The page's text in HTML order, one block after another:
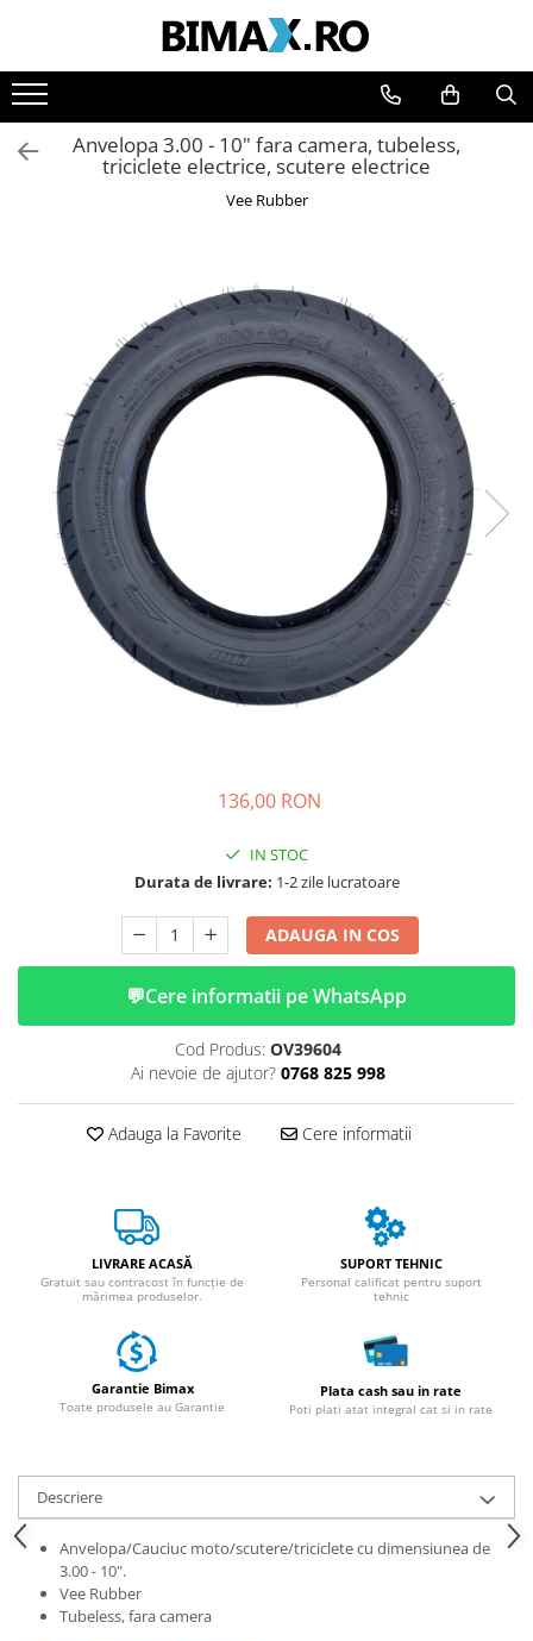
Toate Produsele
Triciclete Electrice
⬇ TIPURI
➔ Adulti - 2 Locuri
➔ Adulti - cu Cabina
➔ Cu 3 Roti
➔ Cu Cabina
➔ Cu Cabina fara Permis
➔ Cu Cabina Inchisa
➔ Cu Remorca
➔ Cu Remorca Fara Permis
➔ Cu Volan
➔ Fara Permis
PIESE DE SCHIMB
Huse
Toate accesoriile la Triciclete
Masina Electrica RDB
Masina Electrica Arora
Masina Electrica 25 km/h
Scutere Electrice
⬇ TIPURI
Cu 3 Roti
Cu 3 Roti fara Permis
Cu 4 Roti
Cu Pedale
Fara Permis
25 km/h
Anvelopa 3.00 - 10" fara camera, tubeless,
triciclete electrice, scutere electrice
Vee Rubber
136,00 RON
IN STOC
Durata de livrare: 1-2 zile lucratoare
ADAUGA IN COS
💬Cere informatii pe WhatsApp
Cod Produs: OV39604
Ai nevoie de ajutor? 0768 825 998
Adauga la Favorite Cere informatii
LIVRARE ACASĂ
Gratuit sau contracost în funcție de
mărimea produselor.
SUPORT TEHNIC
Personal calificat pentru suport
tehnic
Garantie Bimax
Toate produsele au Garantie
Plata cash sau in rate
Poti plati atat integral cat si in rate
Descriere
Anvelopa/Cauciuc moto/scutere/triciclete cu dimensiunea de
3.00 - 10".
Vee Rubber
Tubeless, fara camera